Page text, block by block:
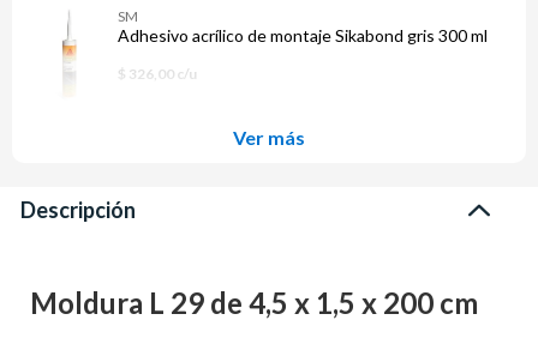
SM
Adhesivo acrílico de montaje Sikabond gris 300 ml
$ 326,00 c/u
Ver más
Descripción
Moldura L 29 de 4,5 x 1,5 x 200 cm